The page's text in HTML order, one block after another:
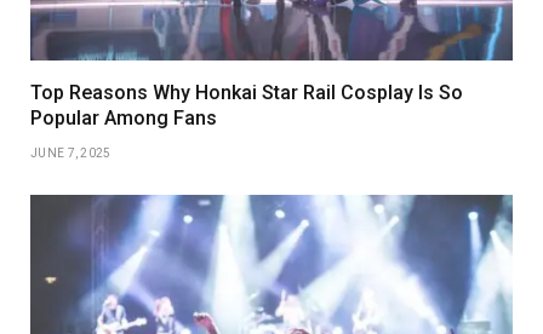
Top Reasons Why Honkai Star Rail Cosplay Is So
Popular Among Fans
JUNE 7, 2025